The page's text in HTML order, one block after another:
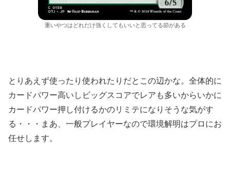
重いやつはどれだけ強くしてもいいと思ってる節がある
とりあえず使ったり使われたりだとこの辺かな。全体的に
カードパワー高いしビッグスコアでレアも多いからいかに
カードパワー押し付けるかのリミテになりそうな気がす
る・・・まあ、一般プレイヤーなので環境解明はプロにお
任せします。